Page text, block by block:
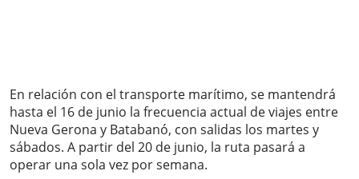
En relación con el transporte marítimo, se mantendrá
hasta el 16 de junio la frecuencia actual de viajes entre
Nueva Gerona y Batabanó, con salidas los martes y
sábados. A partir del 20 de junio, la ruta pasará a
operar una sola vez por semana.